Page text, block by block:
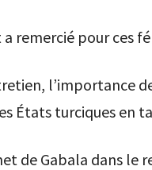
a remercié pour ces
l’importance
États turciques en
de Gabala dans